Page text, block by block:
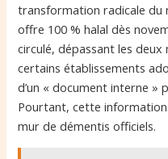
transformation radicale du
offre 100 % halal dès
circulé, dépassant les
certains établissements
d’un « document interne »
Pourtant, cette
mur de démentis officiels.